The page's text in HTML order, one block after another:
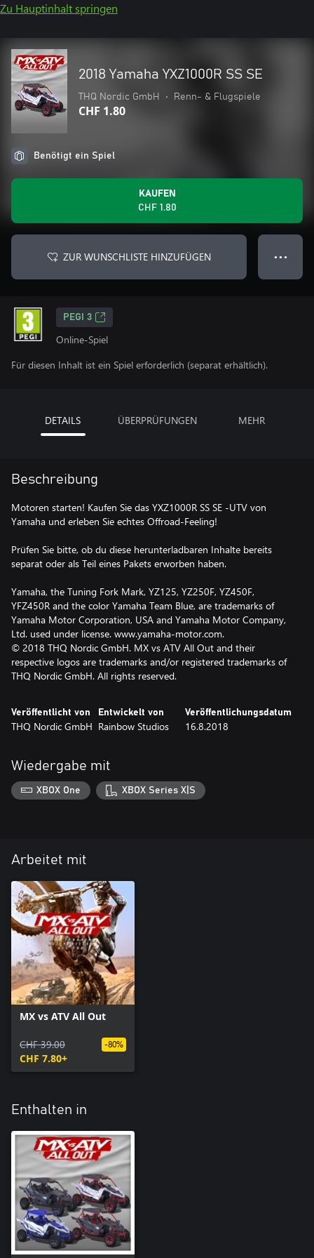
Zu Hauptinhalt springen
2018 Yamaha YXZ1000R SS SE
THQ Nordic GmbH • Renn- & Flugspiele
CHF 1.80
Benötigt ein Spiel
KAUFEN
CHF 1.80
ZUR WUNSCHLISTE HINZUFÜGEN ● ● ●
PEGI 3
Online-Spiel
Für diesen Inhalt ist ein Spiel erforderlich (separat erhältlich).
DETAILS ÜBERPRÜFUNGEN MEHR
Beschreibung
Motoren starten! Kaufen Sie das YXZ1000R SS SE -UTV von
Yamaha und erleben Sie echtes Offroad-Feeling!
Prüfen Sie bitte, ob du diese herunterladbaren Inhalte bereits
separat oder als Teil eines Pakets erworben haben.
Yamaha, the Tuning Fork Mark, YZ125, YZ250F, YZ450F,
YFZ450R and the color Yamaha Team Blue, are trademarks of
Yamaha Motor Corporation, USA and Yamaha Motor Company,
Ltd. used under license. www.yamaha-motor.com.
© 2018 THQ Nordic GmbH. MX vs ATV All Out and their
respective logos are trademarks and/or registered trademarks of
THQ Nordic GmbH. All rights reserved.
Veröffentlicht von
THQ Nordic GmbH
Entwickelt von
Rainbow Studios
Veröffentlichungsdatum
16.8.2018
Wiedergabe mit
XBOX One XBOX Series X|S
Arbeitet mit
MX vs ATV All Out
CHF 39.00
CHF 7.80+
-80%
Enthalten in